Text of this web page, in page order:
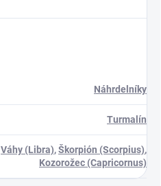
Náhrdelníky
Turmalín
Váhy (Libra),Škorpión (Scorpius),
Kozorožec (Capricornus)